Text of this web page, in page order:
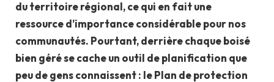
du territoire régional, ce qui en fait une
ressource d’importance considérable pour nos
communautés. Pourtant, derrière chaque boisé
bien géré se cache un outil de planification que
peu de gens connaissent : le Plan de protection